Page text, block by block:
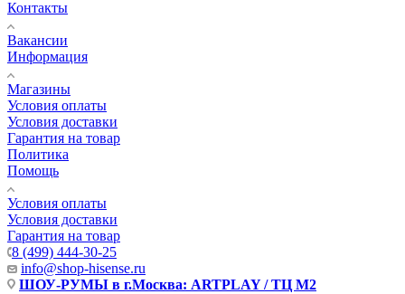
Контакты
Вакансии
Информация
Магазины
Условия оплаты
Условия доставки
Гарантия на товар
Политика
Помощь
Условия оплаты
Условия доставки
Гарантия на товар
8 (499) 444-30-25
info@shop-hisense.ru
ШОУ-РУМЫ в г.Москва: ARTPLAY / ТЦ М2